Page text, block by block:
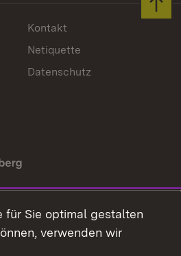
Kontakt
Netiquette
Datenschutz
für Sie optimal gestalten
verwenden wir